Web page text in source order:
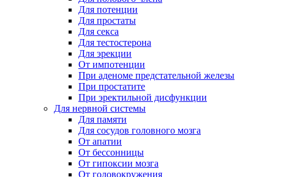
Для потенции
Для простаты
Для секса
Для тестостерона
Для эрекции
От импотенции
При аденоме предстательной железы
При простатите
При эректильной дисфункции
Для нервной системы
Для памяти
Для сосудов головного мозга
От апатии
От бессонницы
От гипоксии мозга
От головокружения